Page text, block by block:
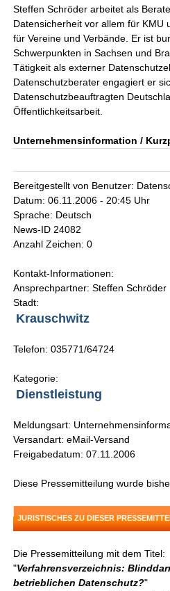
Steffen Schröder arbeitet als
Datensicherheit vor allem für KMU
für Vereine und Verbände. Er ist
Schwerpunkten in Sachsen und
Tätigkeit als externer
Datenschutzberater engagiert er
Datenschutzbeauftragten
Öffentlichkeitsarbeit.
Unternehmensinformation /
Bereitgestellt von Benutzer:
Datum: 06.11.2006 - 20:45 Uhr
Sprache: Deutsch
News-ID 24082
Anzahl Zeichen: 0
Kontakt-Informationen:
Ansprechpartner: Steffen Schröder
Stadt:
Krauschwitz
Telefon: 035771/64724
Kategorie:
Dienstleistung
Meldungsart:
Versandart: eMail-Versand
Freigabedatum: 07.11.2006
Diese Pressemitteilung wurde
JURISTISCHES ZU DIESER
Die Pressemitteilung mit dem Titel:
"Verfahrensverzeichnis:
betrieblichen Datenschutz?"